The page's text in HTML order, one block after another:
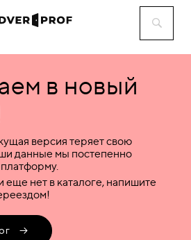
в новый
версия теряет свою
данные мы постепенно
нет в каталоге, напишите